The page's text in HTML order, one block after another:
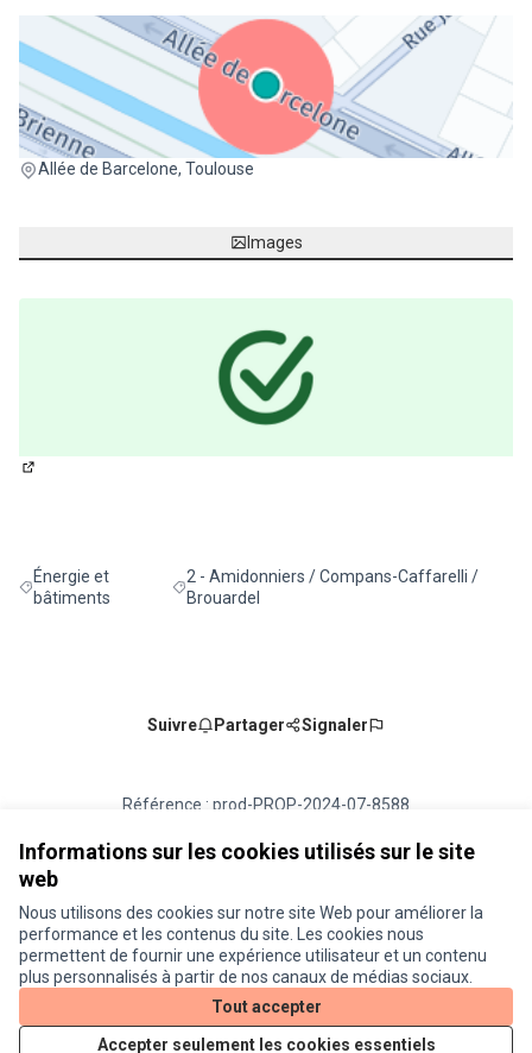
Informations sur les cookies utilisés sur le site
web
Nous utilisons des cookies sur notre site Web pour améliorer la
performance et les contenus du site. Les cookies nous
permettent de fournir une expérience utilisateur et un contenu
plus personnalisés à partir de nos canaux de médias sociaux.
Tout accepter
Accepter seulement les cookies essentiels
Allée de Barcelone, Toulouse
(Lien externe)
Images
Filtrer les résultats de la catégorie : Énergie et bâtiments
Énergie et
bâtiments
Filtrer les résultats pour le secteur : 2 -
2 - Amidonniers / Compans-Caffarelli /
Brouardel
Suivre Partager Signaler
Référence : prod-PROP-2024-07-8588
Vérifiez l'empreinte numérique
Conditions d'utilisation
Paramètres des cookies
Je participe ! sur X
(Lien externe)
Je participe ! sur Facebook
Je participe ! sur Instagram